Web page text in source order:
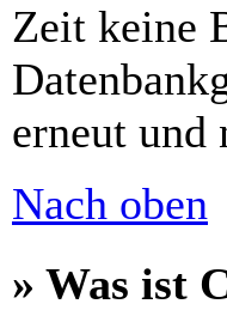
Zeit keine
erneut
Nach oben
» Was ist